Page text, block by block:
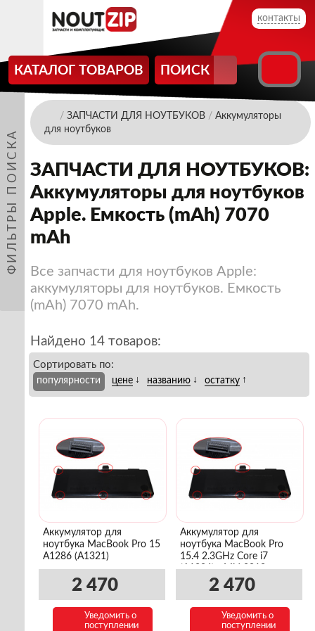
контакты
КАТАЛОГ ТОВАРОВ ПОИСК
ФИЛЬТРЫ ПОИСКА
/ ЗАПЧАСТИ ДЛЯ НОУТБУКОВ / Аккумуляторы
для ноутбуков
ЗАПЧАСТИ ДЛЯ НОУТБУКОВ:
Аккумуляторы для ноутбуков
Apple. Емкость (mAh) 7070
mAh
Все запчасти для ноутбуков Apple:
аккумуляторы для ноутбуков. Емкость
(mAh) 7070 mAh.
Найдено 14 товаров:
Сортировать по:
популярности цене ↓ названию ↓ остатку ↑
Аккумулятор для
ноутбука MacBook Pro 15
A1286 (A1321)
2 470
Уведомить о
поступлении
Аккумулятор для
ноутбука MacBook Pro
15.4 2.3GHz Core i7
(A1286) - Mid 2012
(MD103LL/A)
2 470
Уведомить о
поступлении